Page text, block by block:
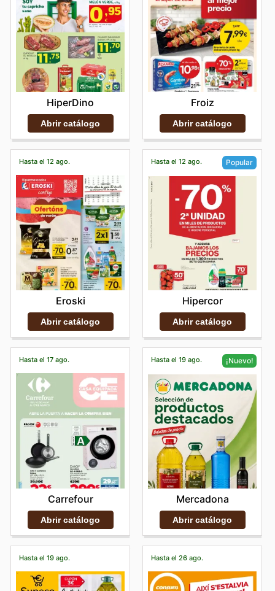
HiperDino
Abrir catálogo
Froiz
Abrir catálogo
Hasta el 12 ago.
Eroski
Abrir catálogo
Hasta el 12 ago. Popular
Hipercor
Abrir catálogo
Hasta el 17 ago.
Carrefour
Abrir catálogo
Hasta el 19 ago. ¡Nuevo!
Mercadona
Abrir catálogo
Hasta el 19 ago. Hasta el 26 ago.